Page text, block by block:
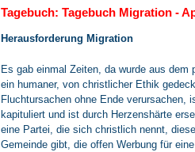
Tagebuch: Tagebuch Migration -
Herausforderung Migration
Es gab einmal Zeiten, da wurde aus
ein humaner, von christlicher Ethik
Fluchtursachen ohne Ende
kapituliert und ist durch Herzenshärte
eine Partei, die sich christlich nennt,
Gemeinde gibt, die offen Werbung für